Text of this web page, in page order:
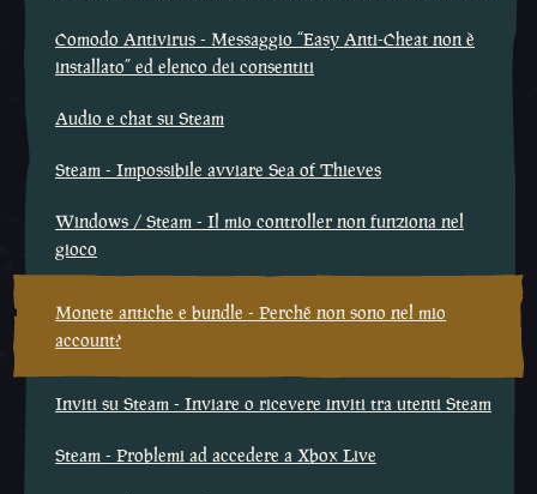
Comodo Antivirus - Messaggio “Easy Anti-Cheat non è
installato” ed elenco dei consentiti
Audio e chat su Steam
Steam - Impossibile avviare Sea of Thieves
Windows / Steam - Il mio controller non funziona nel
gioco
Monete antiche e bundle - Perché non sono nel mio
account?
Inviti su Steam - Inviare o ricevere inviti tra utenti Steam
Steam - Problemi ad accedere a Xbox Live